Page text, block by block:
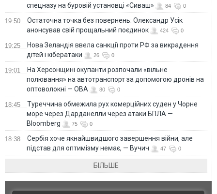
спецназу на буровій установці «Сиваш»
84 0
19:50
Остаточна точка без повернень: Олександр Усік
анонсував свій прощальний поєдинок
424 0
19:25
Нова Зеландія ввела санкції проти РФ за викрадення
дітей і кібератаки
26 0
19:01
На Херсонщині окупанти розпочали «вільне
полювання» на автотранспорт за допомогою дронів на
оптоволокні — ОВА
80 0
18:45
Туреччина обмежила рух комерційних суден у Чорне
море через Дарданелли через атаки БПЛА —
Bloomberg
75 0
18:38
Сербія хоче якнайшвидшого завершення війни, але
підстав для оптимізму немає, — Вучич
47 0
БІЛЬШЕ